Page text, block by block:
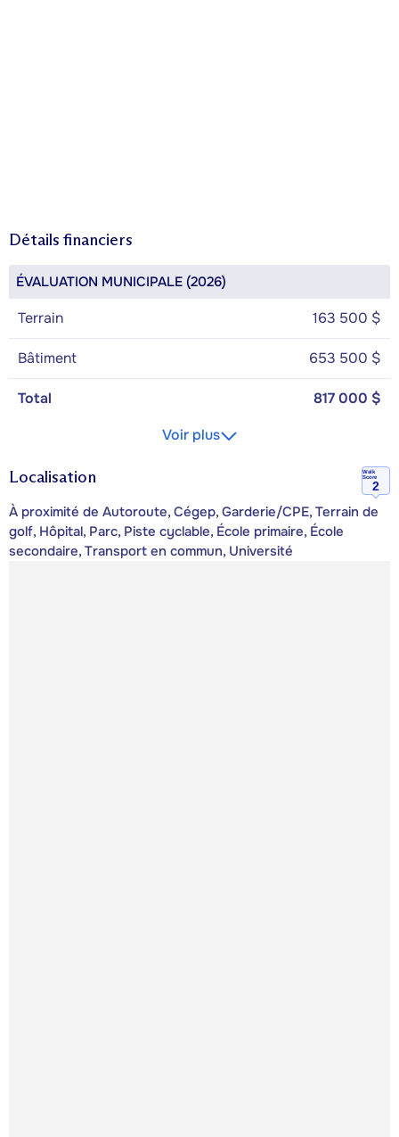
Détails financiers
ÉVALUATION MUNICIPALE (2026)
Terrain 163 500 $
Bâtiment 653 500 $
Total
817 000 $
Voir plus
Localisation
Walk
Score
2
À proximité de Autoroute, Cégep, Garderie/CPE, Terrain de
golf, Hôpital, Parc, Piste cyclable, École primaire, École
secondaire, Transport en commun, Université